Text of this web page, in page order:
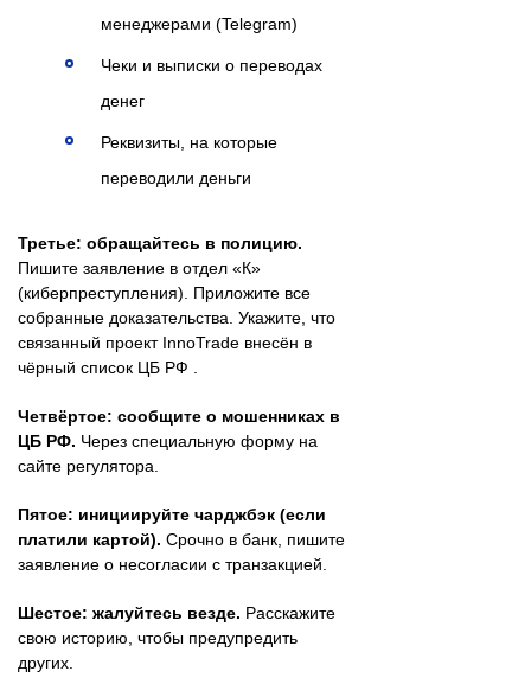
менеджерами (Telegram)
Чеки и выписки о переводах
денег
Реквизиты, на которые
переводили деньги
Третье: обращайтесь в полицию.
Пишите заявление в отдел «К»
(киберпреступления). Приложите все
собранные доказательства. Укажите, что
связанный проект InnoTrade внесён в
чёрный список ЦБ РФ .
Четвёртое: сообщите о мошенниках в
ЦБ РФ. Через специальную форму на
сайте регулятора.
Пятое: инициируйте чарджбэк (если
платили картой). Срочно в банк, пишите
заявление о несогласии с транзакцией.
Шестое: жалуйтесь везде. Расскажите
свою историю, чтобы предупредить
других.